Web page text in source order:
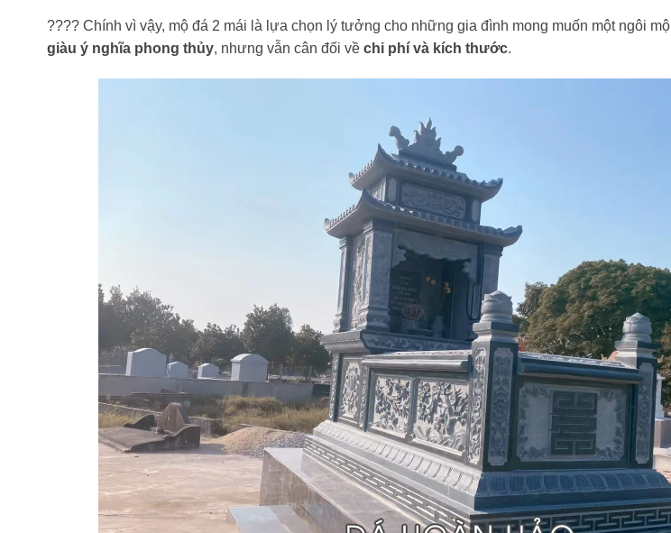
???? Chính vì vậy, mộ đá 2 mái là lựa chọn lý tưởng cho những gia đình mong muốn một ngôi mộ
giàu ý nghĩa phong thủy, nhưng vẫn cân đối về chi phí và kích thước.